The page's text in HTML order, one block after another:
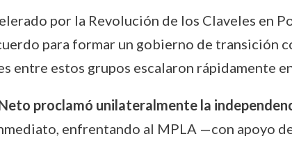
por la Revolución de los Claveles en
para formar un gobierno de transición
entre estos grupos escalaron rápidamente
proclamó unilateralmente la
enfrentando al MPLA —con apoyo